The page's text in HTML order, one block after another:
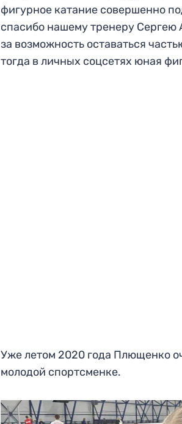
фигурное катание совершенно
спасибо нашему тренеру Сергею
за возможность оставаться
тогда в личных соцсетях юная
Уже летом 2020 года Плющенко
молодой спортсменке.